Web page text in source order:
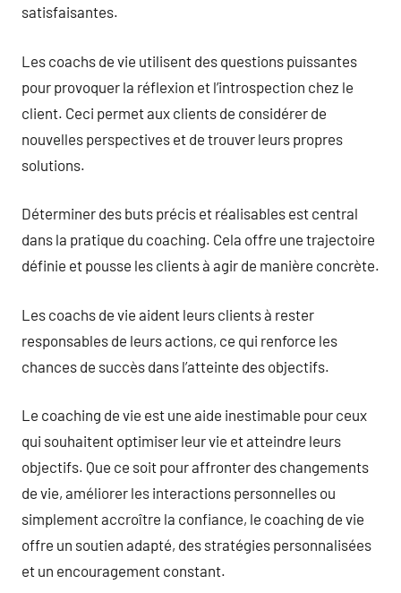
satisfaisantes.
Les coachs de vie utilisent des questions puissantes
pour provoquer la réflexion et l’introspection chez le
client. Ceci permet aux clients de considérer de
nouvelles perspectives et de trouver leurs propres
solutions.
Déterminer des buts précis et réalisables est central
dans la pratique du coaching. Cela offre une trajectoire
définie et pousse les clients à agir de manière concrète.
Les coachs de vie aident leurs clients à rester
responsables de leurs actions, ce qui renforce les
chances de succès dans l’atteinte des objectifs.
Le coaching de vie est une aide inestimable pour ceux
qui souhaitent optimiser leur vie et atteindre leurs
objectifs. Que ce soit pour affronter des changements
de vie, améliorer les interactions personnelles ou
simplement accroître la confiance, le coaching de vie
offre un soutien adapté, des stratégies personnalisées
et un encouragement constant.